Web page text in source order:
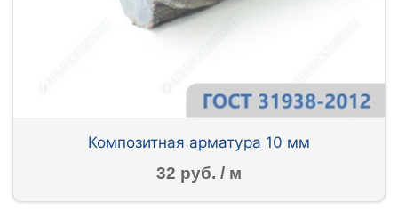
Композитная арматура 10 мм
32 руб. / м